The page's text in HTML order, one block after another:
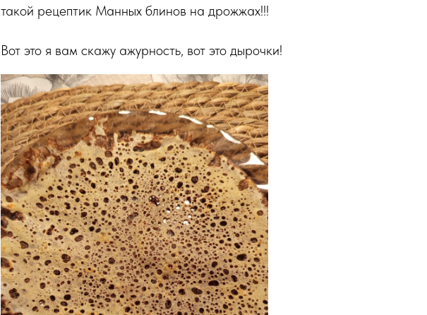
такой рецептик Манных блинов на дрожжах!!!
Вот это я вам скажу ажурность, вот это дырочки!